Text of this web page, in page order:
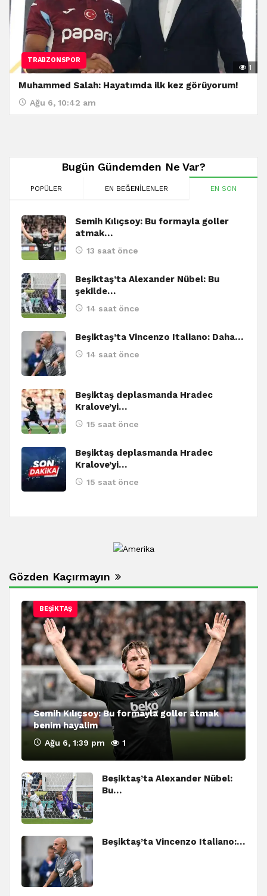
TRABZONSPOR
1
Muhammed Salah: Hayatımda ilk kez görüyorum!
Ağu 6, 10:42 am
Bugün Gündemden Ne Var?
POPÜLER EN BEĞENILENLER EN SON
Semih Kılıçsoy: Bu formayla goller
atmak…
13 saat önce
Beşiktaş’ta Alexander Nübel: Bu
şekilde…
14 saat önce
Beşiktaş’ta Vincenzo Italiano: Daha…
14 saat önce
Beşiktaş deplasmanda Hradec
Kralove’yi…
15 saat önce
Beşiktaş deplasmanda Hradec
Kralove’yi…
15 saat önce
Gözden Kaçırmayın
BEŞIKTAŞ
Semih Kılıçsoy: Bu formayla goller atmak
benim hayalim
Ağu 6, 1:39 pm 1
Beşiktaş’ta Alexander Nübel:
Bu…
Beşiktaş’ta Vincenzo Italiano:…